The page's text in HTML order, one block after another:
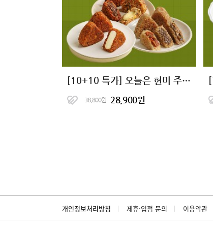
[10+10 특가] 오늘은 현미 주먹밥 11종
38,800원 28,900원
개인정보처리방침 제휴·입점 문의 이용약관